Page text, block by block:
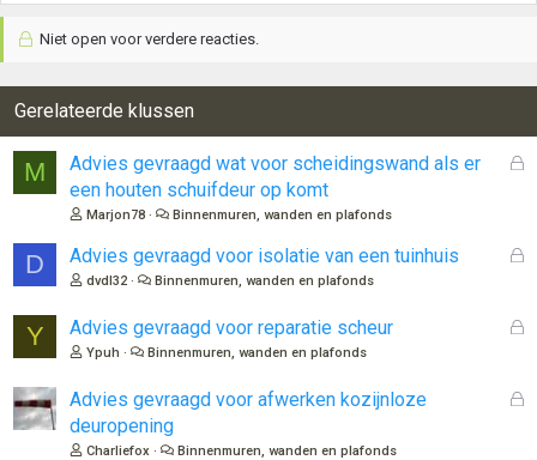
Niet open voor verdere reacties.
Gerelateerde klussen
M
G
o
Advies gevraagd wat voor scheidingswand als er
een houten schuifdeur op komt
Marjon78 Binnenmuren, wanden en plafonds
D
G
n
Advies gevraagd voor isolatie van een tuinhuis
dvdl32 Binnenmuren, wanden en plafonds
Y
G
Advies gevraagd voor reparatie scheur
Ypuh Binnenmuren, wanden en plafonds
G
Advies gevraagd voor afwerken kozijnloze
deuropening
Charliefox Binnenmuren, wanden en plafonds